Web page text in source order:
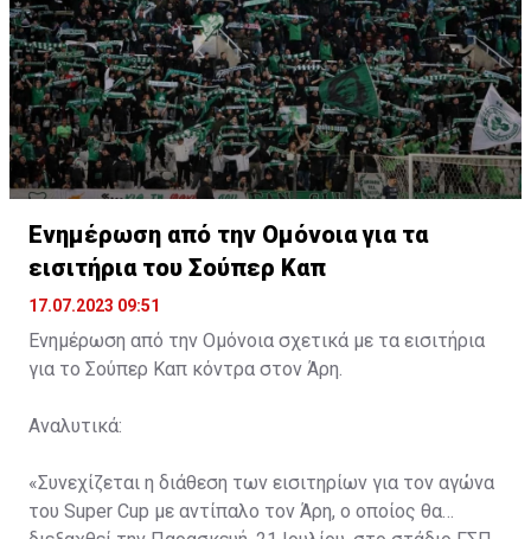
Ενημέρωση από την Ομόνοια για τα
εισιτήρια του Σούπερ Καπ
17.07.2023 09:51
Ενημέρωση από την Ομόνοια σχετικά με τα εισιτήρια
για το Σούπερ Καπ κόντρα στον Άρη.
Αναλυτικά:
«Συνεχίζεται η διάθεση των εισιτηρίων για τον αγώνα
του Super Cup με αντίπαλο τον Άρη, ο οποίος θα